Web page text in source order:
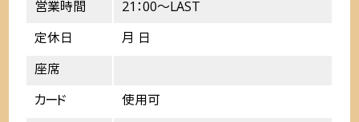
営業時間 21：00～LAST
定休日 月 日
座席
カード 使用可